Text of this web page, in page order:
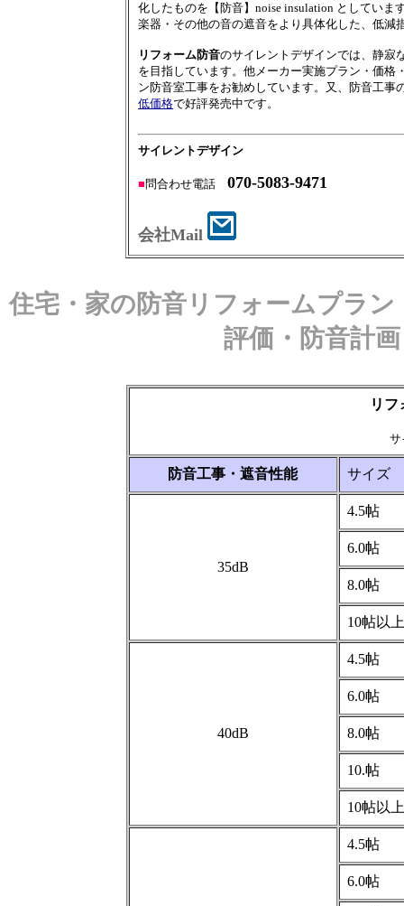
化したものを【防音】noise insulation としていま
楽器・その他の音の遮音をより具体化した、低減
リフォーム防音のサイレントデザインでは、静寂
を目指しています。他メーカー実施プラン・価
ン防音室工事をお勧めしています。又、防音工事
低価格で好評発売中です。
サイレントデザイン
■問合わせ電話 070-5083-9471
会社Mail
住宅・家の防音リフォームプラ
評価・防音計
リフ
サ
防音工事・遮音性能 サイズ
35dB
4.5帖
6.0帖
8.0帖
10帖以上
40dB
4.5帖
6.0帖
8.0帖
10.帖
10帖以上
4.5帖
6.0帖